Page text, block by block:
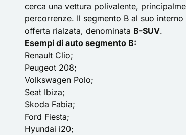
cerca una vettura polivalente,
percorrenze. Il segmento B al suo
offerta rialzata, denominata B-SUV.
Esempi di auto segmento B:
Renault Clio;
Peugeot 208;
Volkswagen Polo;
Seat Ibiza;
Skoda Fabia;
Ford Fiesta;
Hyundai i20;